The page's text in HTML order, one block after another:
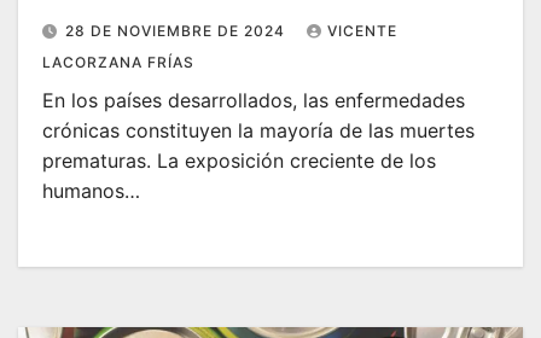
28 DE NOVIEMBRE DE 2024
VICENTE
LACORZANA FRÍAS
En los países desarrollados, las enfermedades
crónicas constituyen la mayoría de las muertes
prematuras. La exposición creciente de los
humanos…